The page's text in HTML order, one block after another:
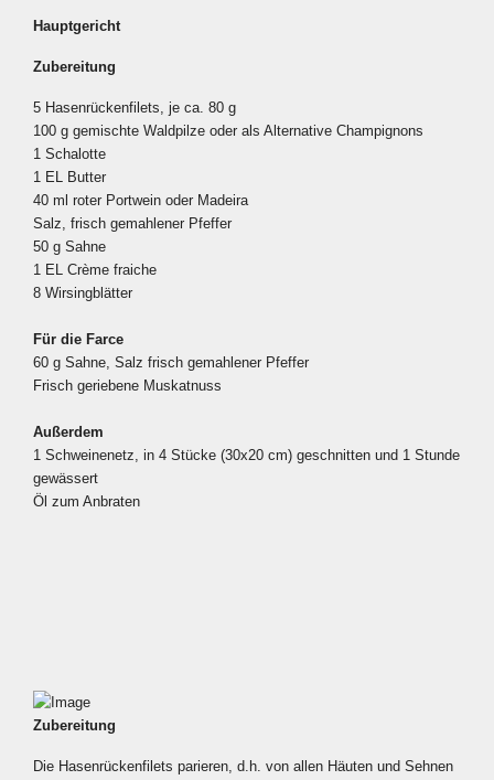
Hauptgericht
Zubereitung
5 Hasenrückenfilets, je ca. 80 g
100 g gemischte Waldpilze oder als Alternative Champignons
1 Schalotte
1 EL Butter
40 ml roter Portwein oder Madeira
Salz, frisch gemahlener Pfeffer
50 g Sahne
1 EL Crème fraiche
8 Wirsingblätter
Für die Farce
60 g Sahne, Salz frisch gemahlener Pfeffer
Frisch geriebene Muskatnuss
Außerdem
1 Schweinenetz, in 4 Stücke (30x20 cm) geschnitten und 1 Stunde
gewässert
Öl zum Anbraten
Zubereitung
Die Hasenrückenfilets parieren, d.h. von allen Häuten und Sehnen